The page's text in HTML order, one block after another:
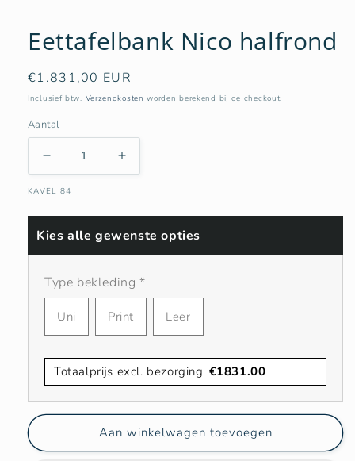
Eettafelbank Nico halfrond
Normale
prijs
€1.831,00 EUR
Inclusief btw. Verzendkosten worden berekend bij de checkout.
Aantal
Aantal
verlagen
voor
Eettafelbank
Nico
halfrond
Aantal
verhogen
Eettafelbank
Nico
halfrond
KAVEL 84
Kies alle gewenste opties
Type bekleding *
Uni Print Leer
Totaalprijs excl. bezorging €1831.00
Aan winkelwagen toevoegen